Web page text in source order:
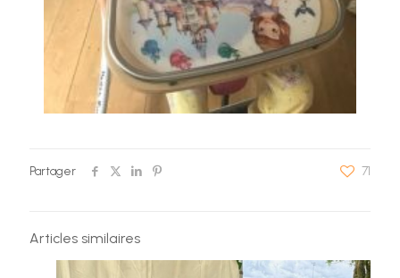
Partager 71
Articles similaires